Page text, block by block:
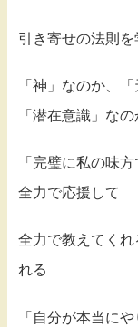
引き寄せの法則
「神」なのか、
「潜在意識」な
「完璧に私の味
全力で応援して
全力で教えてくれ
れる
「自分が本当にや